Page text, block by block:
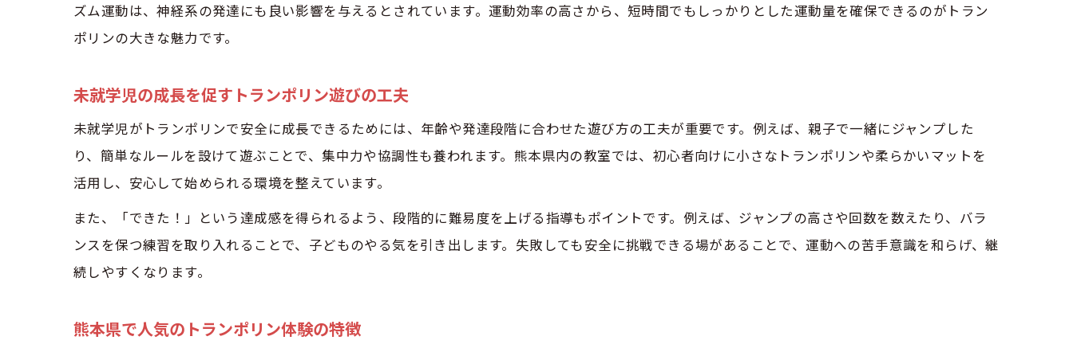
トランポリンが基礎体力とバランス力に与える効果
トランポリンで身につく運動習慣のメリット
安全性に配慮した未就学児向けトランポリン
未就学児が安全に遊べるトランポリン施設の選び方
安心して通えるトランポリン教室の見極め方
ズム運動は、神経系の発達にも良い影響を与えるとされています。運動効率の高さから、短時間でもしっかりとした運動量を確保できるのがトラン
ポリンの大きな魅力です。
未就学児の成長を促すトランポリン遊びの工夫
未就学児がトランポリンで安全に成長できるためには、年齢や発達段階に合わせた遊び方の工夫が重要です。例えば、親子で一緒にジャンプした
り、簡単なルールを設けて遊ぶことで、集中力や協調性も養われます。熊本県内の教室では、初心者向けに小さなトランポリンや柔らかいマットを
活用し、安心して始められる環境を整えています。
また、「できた！」という達成感を得られるよう、段階的に難易度を上げる指導もポイントです。例えば、ジャンプの高さや回数を数えたり、バラ
ンスを保つ練習を取り入れることで、子どものやる気を引き出します。失敗しても安全に挑戦できる場があることで、運動への苦手意識を和らげ、継
続しやすくなります。
熊本県で人気のトランポリン体験の特徴